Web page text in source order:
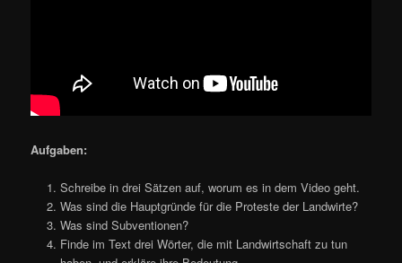
Aufgaben:
Schreibe in drei Sätzen auf, worum es in dem Video geht.
Was sind die Hauptgründe für die Proteste der Landwirte?
Was sind Subventionen?
Finde im Text drei Wörter, die mit Landwirtschaft zu tun